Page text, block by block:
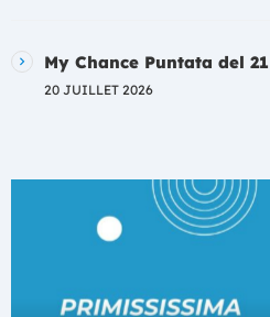
My Chance Puntata del
20 JUILLET 2026